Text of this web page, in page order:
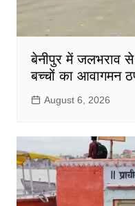
बेनीपुर में जलभराव
बच्चों का आवागमन
August 6, 2026